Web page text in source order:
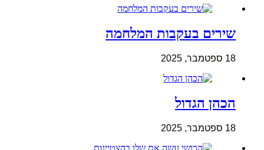
שירים בעקבות המלחמה
18 ספטמבר, 2025
הכהן הגדול
18 ספטמבר, 2025